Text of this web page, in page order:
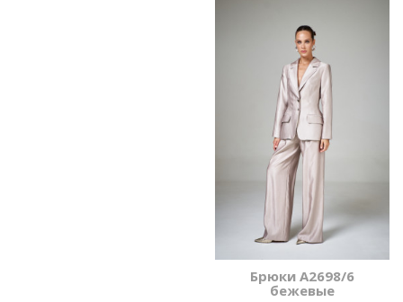
Брюки А2698/6
бежевые